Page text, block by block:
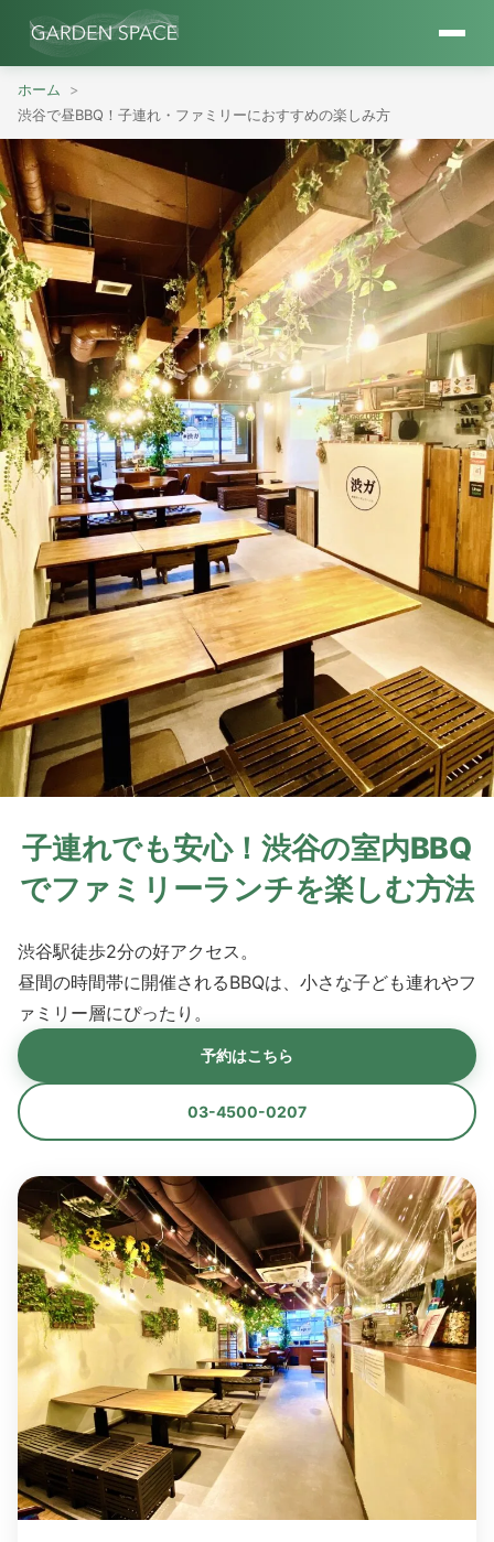
ホーム
渋谷で昼BBQ！子連れ・ファミリーにおすすめの楽しみ方
子連れでも安心！渋谷の室内BBQ
でファミリーランチを楽しむ方法
渋谷駅徒歩2分の好アクセス。
昼間の時間帯に開催されるBBQは、小さな子ども連れやフ
ァミリー層にぴったり。
予約はこちら
03-4500-0207